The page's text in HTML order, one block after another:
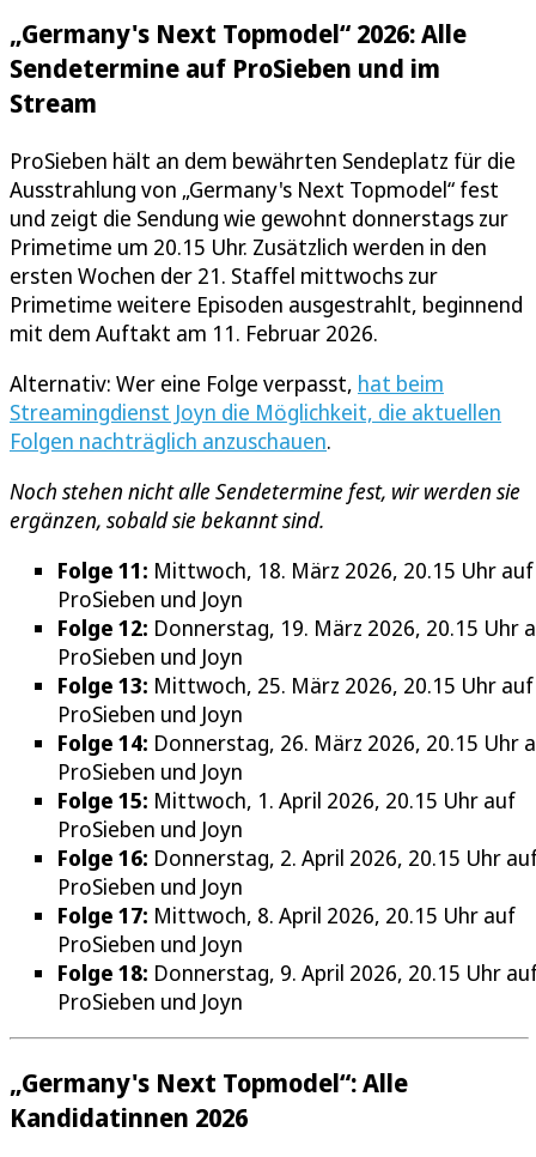
„Germany's Next Topmodel“ 2026: Alle
Sendetermine auf ProSieben und im
Stream
ProSieben hält an dem bewährten Sendeplatz für die
Ausstrahlung von „Germany's Next Topmodel“ fest
und zeigt die Sendung wie gewohnt donnerstags zur
Primetime um 20.15 Uhr. Zusätzlich werden in den
ersten Wochen der 21. Staffel mittwochs zur
Primetime weitere Episoden ausgestrahlt, beginnend
mit dem Auftakt am 11. Februar 2026.
Alternativ: Wer eine Folge verpasst, hat beim
Streamingdienst Joyn die Möglichkeit, die aktuellen
Folgen nachträglich anzuschauen.
Noch stehen nicht alle Sendetermine fest, wir werden sie
ergänzen, sobald sie bekannt sind.
Folge 11: Mittwoch, 18. März 2026, 20.15 Uhr auf
ProSieben und Joyn
Folge 12: Donnerstag, 19. März 2026, 20.15 Uhr
ProSieben und Joyn
Folge 13: Mittwoch, 25. März 2026, 20.15 Uhr auf
ProSieben und Joyn
Folge 14: Donnerstag, 26. März 2026, 20.15 Uhr
ProSieben und Joyn
Folge 15: Mittwoch, 1. April 2026, 20.15 Uhr auf
ProSieben und Joyn
Folge 16: Donnerstag, 2. April 2026, 20.15 Uhr
ProSieben und Joyn
Folge 17: Mittwoch, 8. April 2026, 20.15 Uhr auf
ProSieben und Joyn
Folge 18: Donnerstag, 9. April 2026, 20.15 Uhr
ProSieben und Joyn
„Germany's Next Topmodel“: Alle
Kandidatinnen 2026